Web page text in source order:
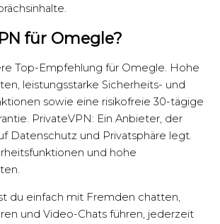
für Omegle?
Top-Empfehlung für Omegle. Hohe
leistungsstarke Sicherheits- und
sowie eine risikofreie 30-tägige
PrivateVPN: Ein Anbieter, der
Datenschutz und Privatsphäre legt.
und hohe
du einfach mit Fremden chatten,
und Video-Chats führen, jederzeit